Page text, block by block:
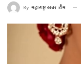
By महाराष्ट्र खबर टीम